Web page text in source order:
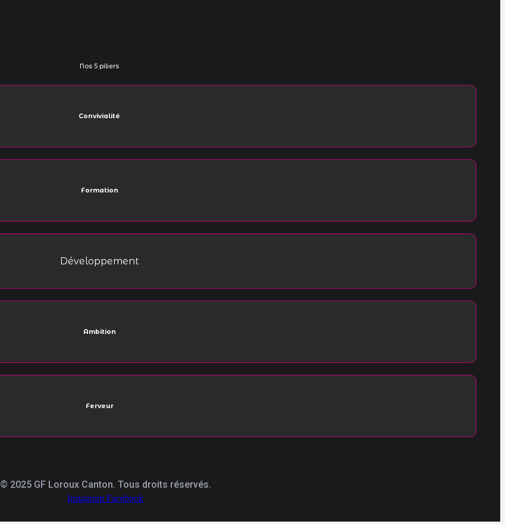
Nos 5 piliers
Convivialité
Formation
Développement
Ambition
Ferveur
© 2025 GF Loroux Canton. Tous droits réservés.
Instagram Facebook